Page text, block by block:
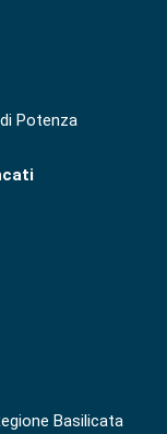
Potenza
Basilicata